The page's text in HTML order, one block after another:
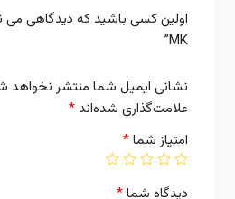
اولین کسی باشید که دیدگاهی می
MK”
نشانی ایمیل شما منتشر نخواهد
علامت‌گذاری شده‌اند *
امتیاز شما*
دیدگاه شما*